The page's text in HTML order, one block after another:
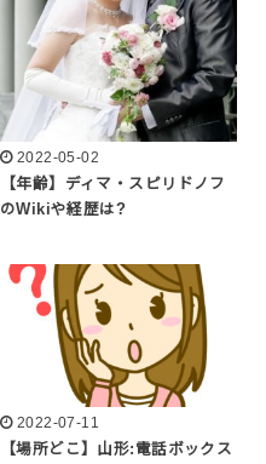
2022-05-02
【年齢】ディマ・スピリドノフ
のWikiや経歴は?
2022-07-11
【場所どこ】山形:電話ボックス